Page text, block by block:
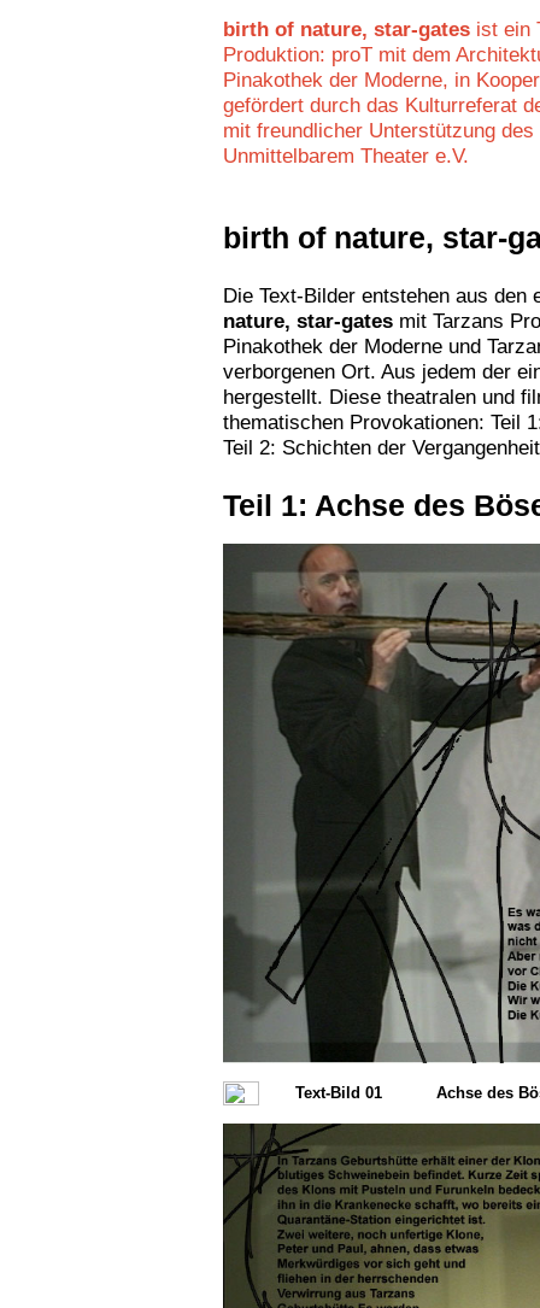
birth of nature, star-gates ist ein
Produktion: proT mit dem
Pinakothek der Moderne, in
gefördert durch das Kulturreferat
mit freundlicher Unterstützung
Unmittelbarem Theater e.V.
birth of nature, star-
Die Text-Bilder entstehen aus den
nature, star-gates mit Tarzans
Pinakothek der Moderne und
verborgenen Ort. Aus jedem der
hergestellt. Diese theatralen und
thematischen Provokationen: Teil
Teil 2: Schichten der
Teil 1: Achse des
Text-Bild 01 Achse des